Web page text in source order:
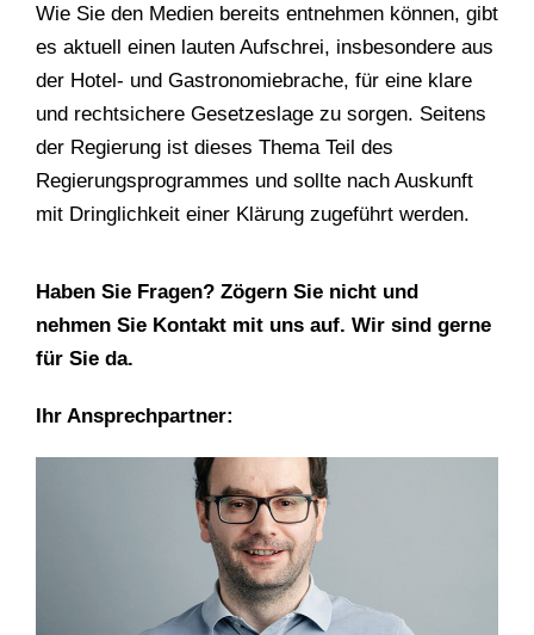
Wie Sie den Medien bereits entnehmen können, gibt
es aktuell einen lauten Aufschrei, insbesondere aus
der Hotel- und Gastronomiebrache, für eine klare
und rechtsichere Gesetzeslage zu sorgen. Seitens
der Regierung ist dieses Thema Teil des
Regierungsprogrammes und sollte nach Auskunft
mit Dringlichkeit einer Klärung zugeführt werden.
Haben Sie Fragen? Zögern Sie nicht und
nehmen Sie Kontakt mit uns auf. Wir sind gerne
für Sie da.
Ihr Ansprechpartner: